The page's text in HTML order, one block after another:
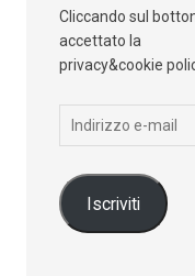
Cliccando sul
accettato la
privacy&cookie
Indirizzo
Iscriviti